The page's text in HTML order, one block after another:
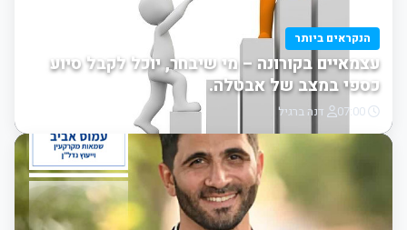
הנקראים ביותר
עצמאיים בקורונה – מי שיבחר, יוכל לקבל סיוע
כספי במצב של אבטלה.
דנה ברגיל